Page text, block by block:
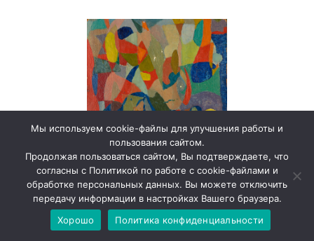
Лот 31
Тюрин Павел Георгиевич (1939-2011).
Был хороший день. 1965 г. Картон, масло,
22×24,8 см.
Мы используем cookie-файлы для улучшения работы и
пользования сайтом.
Продолжая пользоваться сайтом, Вы подтверждаете, что
согласны с Политикой по работе с cookie-файлами и
обработке персональных данных. Вы можете отключить
передачу информации в настройках Вашего браузера.
Хорошо
Политика конфиденциальности